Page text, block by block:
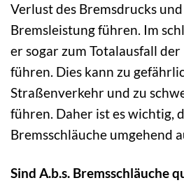
Verlust des Bremsdrucks
Bremsleistung führen. Im
er sogar zum Totalausfall
führen. Dies kann zu
Straßenverkehr und zu
führen. Daher ist es wichtig,
Bremsschläuche umgehend
Sind A.b.s. Bremsschläuche